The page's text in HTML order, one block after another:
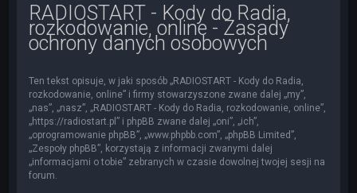
RADIOSTART - Kody do Radia,
rozkodowanie, online - Zasady
ochrony danych osobowych
Ten tekst opisuje, w jaki sposób „RADIOSTART - Kody do Radia,
rozkodowanie, online” i firmy stowarzyszone zwane dalej „my”,
„nas”, „nasz”, „RADIOSTART - Kody do Radia, rozkodowanie, online”,
„https://radiostart.pl” i phpBB zwane dalej „oni”, „ich”,
„oprogramowanie phpBB”, „www.phpbb.com”, „phpBB Limited”,
„Zespoły phpBB”, korzystają z informacji zwanymi dalej
„informacjami o tobie” zebranych w czasie dowolnej twojej sesji na
forum.